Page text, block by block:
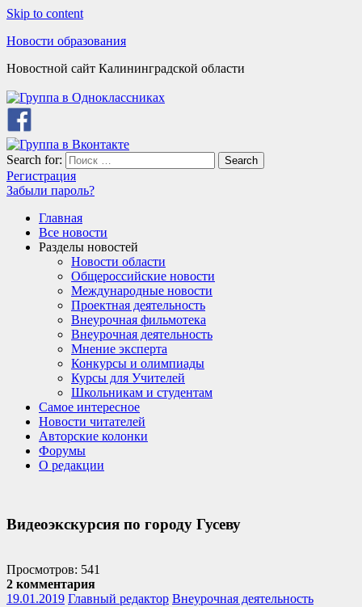
Skip to content
Новости образования
Новостной сайт Калининградской области
Search for: Search
Регистрация
Забыли пароль?
Главная
Все новости
Разделы новостей
Новости области
Общероссийские новости
Международные новости
Проектная деятельность
Внеурочная фильмотека
Внеурочная деятельность
Мнение эксперта
Конкурсы и олимпиады
Курсы для Учителей
Школьникам и студентам
Самое интересное
Новости читателей
Авторские колонки
Форумы
О редакции
Видеоэкскурсия по городу Гусеву
Просмотров: 541
2 комментария
19.01.2019 Главный редактор Внеурочная деятельность